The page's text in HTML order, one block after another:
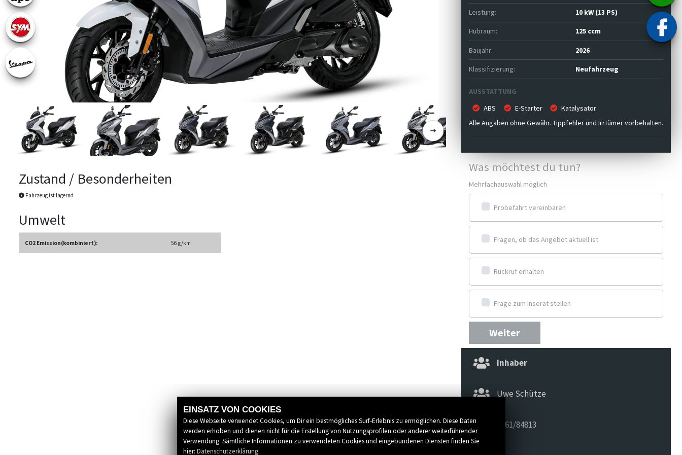
Zustand / Besonderheiten
Fahrzeug ist lagernd
Umwelt
CO2 Emission(kombiniert): 56 g/km
Leistung: 10 kW (13 PS)
Hubraum: 125 ccm
Baujahr: 2026
Klassifizierung: Neufahrzeug
AUSSTATTUNG
ABS
E-Starter
Katalysator
Alle Angaben ohne Gewähr. Tippfehler und Irrtümer vorbehalten.
Was möchtest du tun?
Mehrfachauswahl möglich
Probefahrt vereinbaren
Fragen, ob das Angebot aktuell ist
Rückruf erhalten
Frage zum Inserat stellen
Weiter
Inhaber
Uwe Schütze
0561/84813
EINSATZ VON COOKIES
Diese Webseite verwendet Cookies, um Dir ein bestmögliches Surf-Erlebnis zu ermöglichen. Diese Daten
werden erhoben und dienen nicht für die Erstellung von Nutzungsprofilen oder anderer weiterführender
Verwendung. Sämtliche Informationen zu verwendeten Cookies und eingebundenen Diensten finden Sie
hier: Datenschutzerklärung